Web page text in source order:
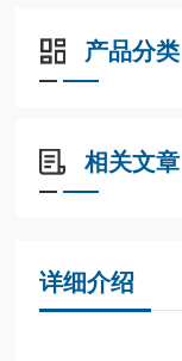
产品分类
相关文章
详细介绍